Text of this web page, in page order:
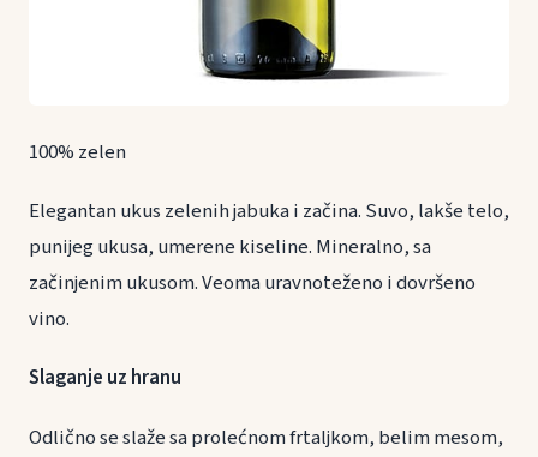
100% zelen
Elegantan ukus zelenih jabuka i začina. Suvo, lakše telo,
punijeg ukusa, umerene kiseline. Mineralno, sa
začinjenim ukusom. Veoma uravnoteženo i dovršeno
vino.
Slaganje uz hranu
Odlično se slaže sa prolećnom frtaljkom, belim mesom,